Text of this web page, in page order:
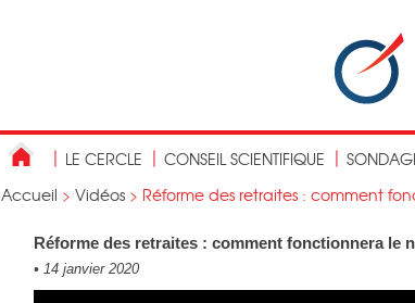
LE CERCLE CONSEIL SCIENTIFIQUE
Accueil > Vidéos > Réforme des retraites : comment
Réforme des retraites : comment fonctionnera le
• 14 janvier 2020